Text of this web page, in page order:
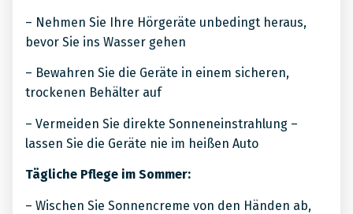
– Nehmen Sie Ihre Hörgeräte unbedingt heraus,
bevor Sie ins Wasser gehen
– Bewahren Sie die Geräte in einem sicheren,
trockenen Behälter auf
– Vermeiden Sie direkte Sonneneinstrahlung –
lassen Sie die Geräte nie im heißen Auto
Tägliche Pflege im Sommer:
– Wischen Sie Sonnencreme von den Händen ab,